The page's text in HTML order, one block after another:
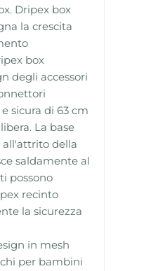
Dripex box
la crescita
box
degli accessori
sicura di 63 cm
La base
all'attrito della
saldamente al
possono
recinto
la sicurezza
in mesh
per bambini